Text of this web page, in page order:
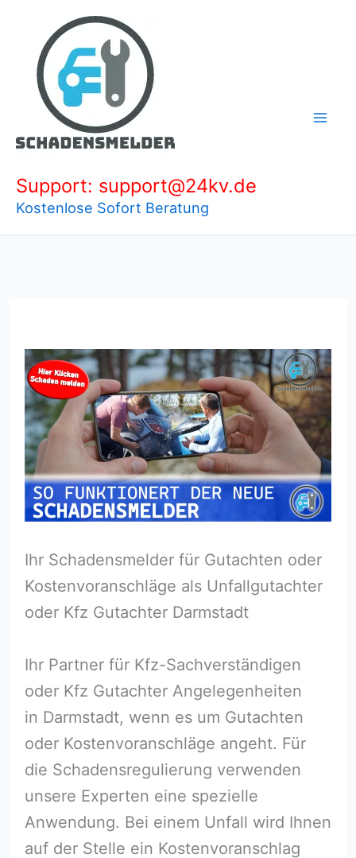
springen
Support: support@24kv.de
Kostenlose Sofort Beratung
Ihr Schadensmelder für Gutachten oder
Kostenvoranschläge als Unfallgutachter
oder Kfz Gutachter Darmstadt
Ihr Partner für Kfz-Sachverständigen
oder Kfz Gutachter Angelegenheiten
in Darmstadt, wenn es um Gutachten
oder Kostenvoranschläge angeht. Für
die Schadensregulierung verwenden
unsere Experten eine spezielle
Anwendung. Bei einem Unfall wird Ihnen
auf der Stelle ein Kostenvoranschlag